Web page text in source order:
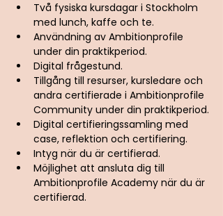
Två fysiska kursdagar i Stockholm
med lunch, kaffe och te.
Användning av Ambitionprofile
under din praktikperiod.
Digital frågestund.
Tillgång till resurser, kursledare och
andra certifierade i Ambitionprofile
Community under din praktikperiod.
Digital certifieringssamling med
case, reflektion och certifiering.
Intyg när du är certifierad.
Möjlighet att ansluta dig till
Ambitionprofile Academy när du är
certifierad.